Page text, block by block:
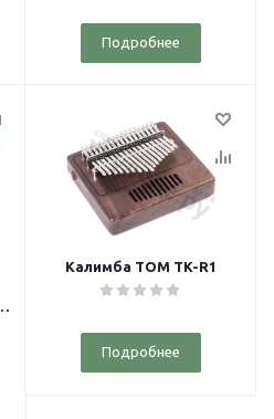
Подробнее
Калимба TOM TK-R1
Подробнее